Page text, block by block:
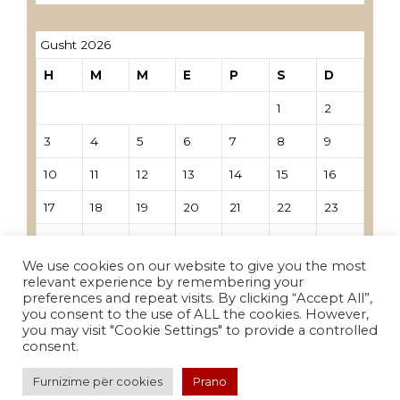
Gusht 2026
H M M E P S D
1 2
3 4 5 6 7 8 9
10 11 12 13 14 15 16
17 18 19 20 21 22 23
31
« Nën
© 2026 СУНР• Built withGeneratePress
We use cookies on our website to give you the most
relevant experience by remembering your
preferences and repeat visits. By clicking “Accept All”,
you consent to the use of ALL the cookies. However,
you may visit "Cookie Settings" to provide a controlled
consent.
Furnizime për cookies Prano